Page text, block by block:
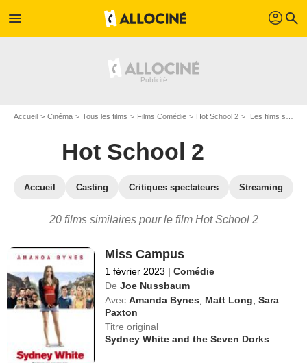
menu profil search
Accueil Cinéma Tous les films Films Comédie Hot School 2 Les films similaires à "Hot School 2"
Hot School 2
Accueil Casting Critiques spectateurs Streaming
20 films similaires pour le film Hot School 2
Miss Campus
1 février 2023 | Comédie
De Joe Nussbaum
Avec Amanda Bynes Matt Long ,Sara
Paxton
Titre original
Sydney White and the Seven Dorks